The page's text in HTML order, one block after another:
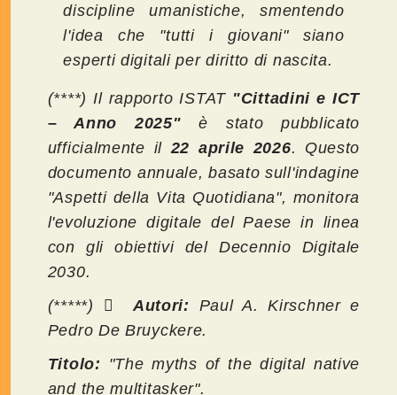
discipline umanistiche, smentendo
l'idea che "tutti i giovani" siano
esperti digitali per diritto di nascita.
(****) Il rapporto ISTAT "Cittadini e ICT
– Anno 2025" è stato pubblicato
ufficialmente il 22 aprile 2026. Questo
documento annuale, basato sull'indagine
"Aspetti della Vita Quotidiana", monitora
l'evoluzione digitale del Paese in linea
con gli obiettivi del Decennio Digitale
2030.
(*****)  Autori: Paul A. Kirschner e
Pedro De Bruyckere.
Titolo: "The myths of the digital native
and the multitasker".